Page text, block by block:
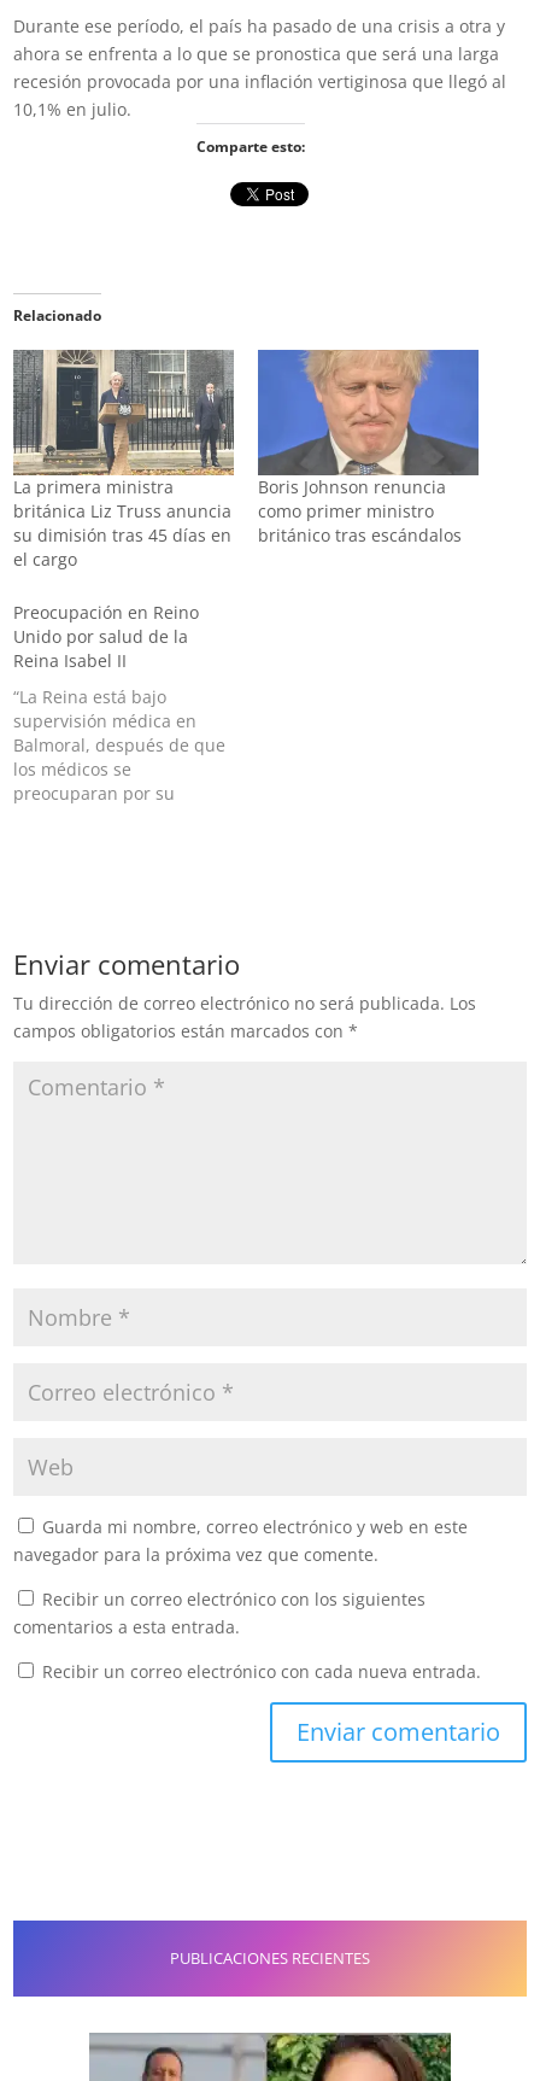
Durante ese período, el país ha pasado de una crisis a otra y
ahora se enfrenta a lo que se pronostica que será una larga
recesión provocada por una inflación vertiginosa que llegó al
10,1% en julio.
Comparte esto:
Relacionado
La primera ministra
británica Liz Truss anuncia
su dimisión tras 45 días en
el cargo
Boris Johnson renuncia
como primer ministro
británico tras escándalos
Preocupación en Reino
Unido por salud de la
Reina Isabel II
“La Reina está bajo
supervisión médica en
Balmoral, después de que
los médicos se
preocuparan por su
preocupados por su salud
supervisión médica.…
Enviar comentario
Tu dirección de correo electrónico no será publicada. Los
campos obligatorios están marcados con*
Guarda mi nombre, correo electrónico y web en este
navegador para la próxima vez que comente.
Recibir un correo electrónico con los siguientes
comentarios a esta entrada.
Recibir un correo electrónico con cada nueva entrada.
PUBLICACIONES RECIENTES